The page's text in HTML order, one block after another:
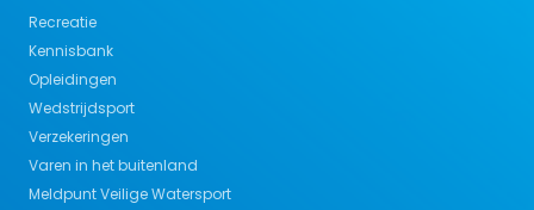
Recreatie
Kennisbank
Opleidingen
Wedstrijdsport
Verzekeringen
Varen in het buitenland
Meldpunt Veilige Watersport